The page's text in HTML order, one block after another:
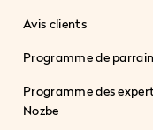
Avis clients
Programme de
Programme des
Nozbe